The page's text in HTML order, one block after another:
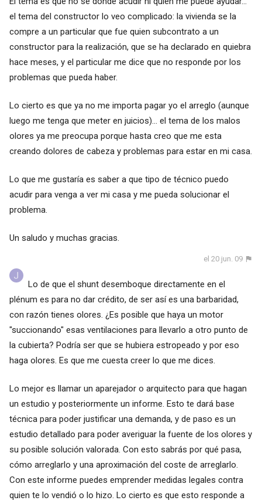
el tema del constructor lo veo complicado: la vivienda se la
compre a un particular que fue quien subcontrato a un
constructor para la realización, que se ha declarado en quiebra
hace meses, y el particular me dice que no responde por los
problemas que pueda haber.
Lo cierto es que ya no me importa pagar yo el arreglo (aunque
luego me tenga que meter en juicios)... el tema de los malos
olores ya me preocupa porque hasta creo que me esta
creando dolores de cabeza y problemas para estar en mi casa.
Lo que me gustaría es saber a que tipo de técnico puedo
acudir para venga a ver mi casa y me pueda solucionar el
problema.
Un saludo y muchas gracias.
el 20 jun. 09
Lo de que el shunt desemboque directamente en el
plénum es para no dar crédito, de ser así es una barbaridad,
con razón tienes olores. ¿Es posible que haya un motor
"succionando" esas ventilaciones para llevarlo a otro punto de
la cubierta? Podría ser que se hubiera estropeado y por eso
haga olores. Es que me cuesta creer lo que me dices.
Lo mejor es llamar un aparejador o arquitecto para que hagan
un estudio y posteriormente un informe. Esto te dará base
técnica para poder justificar una demanda, y de paso es un
estudio detallado para poder averiguar la fuente de los olores y
su posible solución valorada. Con esto sabrás por qué pasa,
cómo arreglarlo y una aproximación del coste de arreglarlo.
Con este informe puedes emprender medidas legales contra
quien te lo vendió o lo hizo. Lo cierto es que esto responde a